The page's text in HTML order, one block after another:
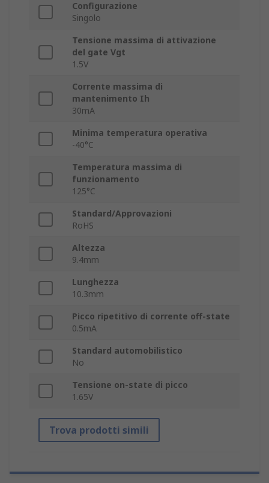
Configurazione
Singolo
Tensione massima di attivazione
del gate Vgt
1.5V
Corrente massima di
mantenimento Ih
30mA
Minima temperatura operativa
-40°C
Temperatura massima di
funzionamento
125°C
Standard/Approvazioni
RoHS
Altezza
9.4mm
Lunghezza
10.3mm
Picco ripetitivo di corrente off-state
0.5mA
Standard automobilistico
No
Tensione on-state di picco
1.65V
Trova prodotti simili